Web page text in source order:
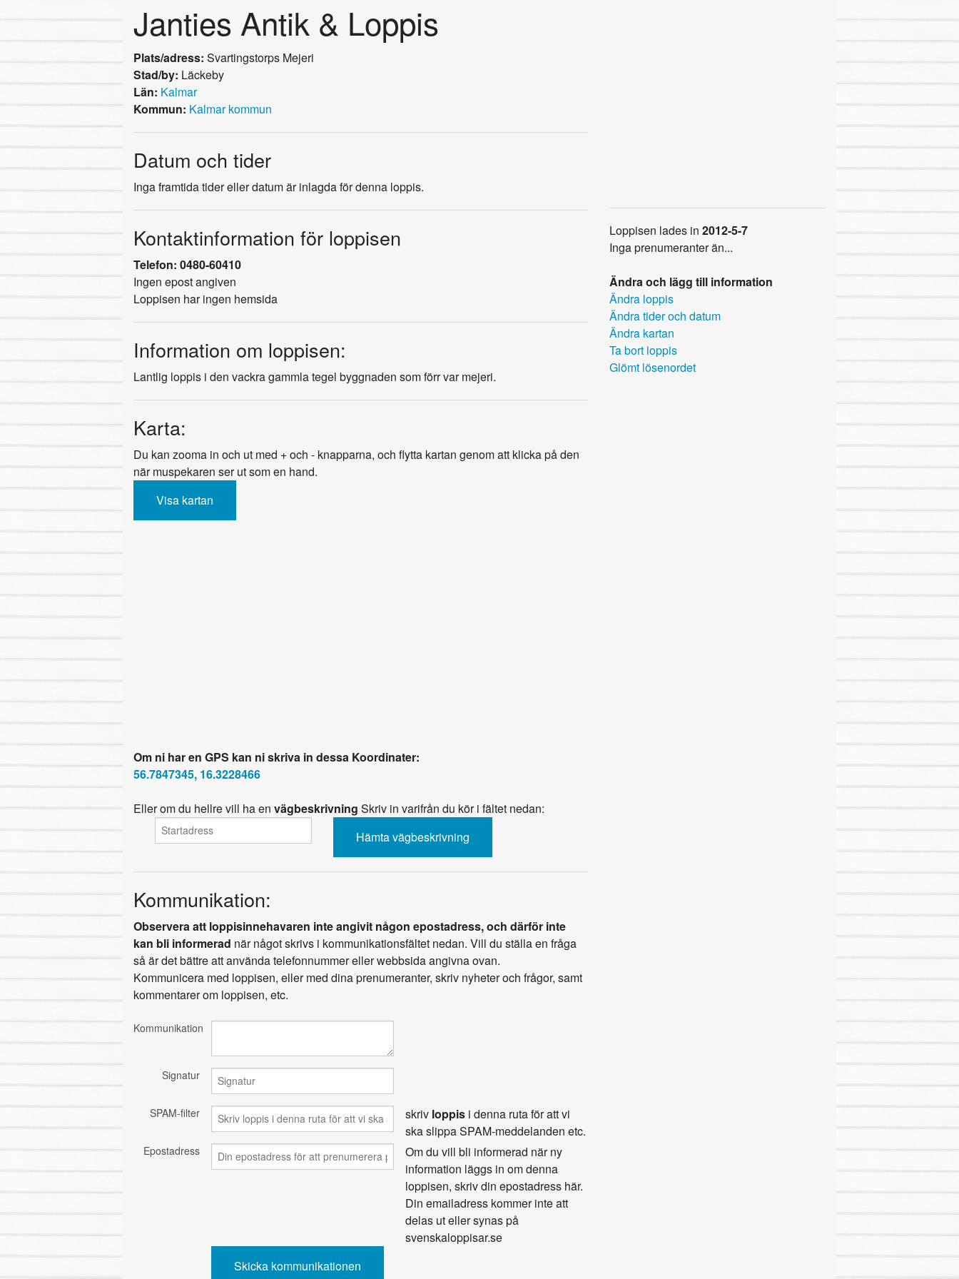
Janties Antik & Loppis
Plats/adress: Svartingstorps Mejeri
Stad/by: Läckeby
Län: Kalmar
Kommun: Kalmar kommun
Datum och tider
Inga framtida tider eller datum är inlagda för denna loppis.
Kontaktinformation för loppisen
Telefon: 0480-60410
Ingen epost angiven
Loppisen har ingen hemsida
Information om loppisen:
Lantlig loppis i den vackra gammla tegel byggnaden som förr var mejeri.
Karta:
Du kan zooma in och ut med + och - knapparna, och flytta kartan genom att klicka på den
när muspekaren ser ut som en hand.
Visa kartan
Om ni har en GPS kan ni skriva in dessa Koordinater:
56.7847345, 16.3228466
Eller om du hellre vill ha en vägbeskrivning Skriv in varifrån du kör i fältet nedan:
Kommunikation:
Observera att loppisinnehavaren inte angivit någon epostadress, och därför inte
kan bli informerad när något skrivs i kommunikationsfältet nedan. Vill du ställa en fråga
så är det bättre att använda telefonnummer eller webbsida angivna ovan.
Kommunicera med loppisen, eller med dina prenumeranter, skriv nyheter och frågor, samt
kommentarer om loppisen, etc.
Kommunikation
Signatur
SPAM-filter skriv loppisi denna ruta för att vi
ska slippa SPAM-meddelanden etc.
Epostadress
Om du vill bli informerad när ny
information läggs in om denna
loppisen, skriv din epostadress här.
Din emailadress kommer inte att
delas ut eller synas på
svenskaloppisar.se
Loppisen lades in 2012-5-7
Inga prenumeranter än...
Ändra och lägg till information
Ändra loppis
Ändra tider och datum
Ändra kartan
Ta bort loppis
Glömt lösenordet